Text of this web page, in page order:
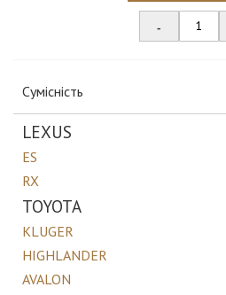
-
Сумісність
LEXUS
ES
RX
TOYOTA
KLUGER
HIGHLANDER
AVALON